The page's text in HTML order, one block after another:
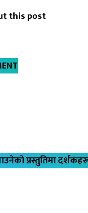
this post
प्रस्तुतिमा